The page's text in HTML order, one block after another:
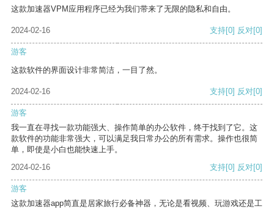
这款加速器VPM应用程序已经为我们带来了无限的隐私和自由。
2024-02-16 支持[0] 反对[0]
游客
这款软件的界面设计非常简洁，一目了然。
2024-02-16 支持[0] 反对[0]
游客
我一直在寻找一款功能强大、操作简单的办公软件，终于找到了它。这
款软件的功能非常强大，可以满足我日常办公的所有需求。操作也很简
单，即使是小白也能快速上手。
2024-02-16
支持[0] 反对[0]
游客
这款加速器app简直是居家旅行必备神器，无论是看视频、玩游戏还是工